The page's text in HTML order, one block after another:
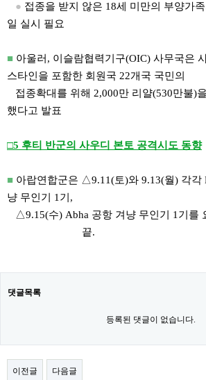
● 접종을 받지 않은 18세 미만의 부양가
일 실시 필요
■ 아울러, 이슬람협력기구(OIC) 사무국은
스타인을 포함한 회원국 22개국 국민의
접종확대를 위해 2,000만 리얄(530만불)
했다고 발표
□5 후티 반군의 사우디 본토 공격시도 동향
■ 아랍연합군은 △9.11(토)와 9.13(월) 각각
냥 무인기 1기,
△9.15(수) Abha 공항 겨냥 무인기 1기
끝.
댓글목록
등록된 댓글이 없습니다.
이전글 다음글